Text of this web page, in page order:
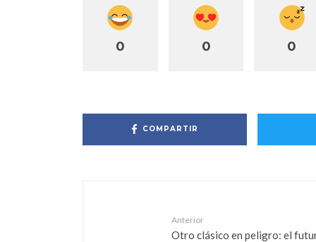
0 0 0
COMPARTIR
Anterior
Otro clásico en peligro: el